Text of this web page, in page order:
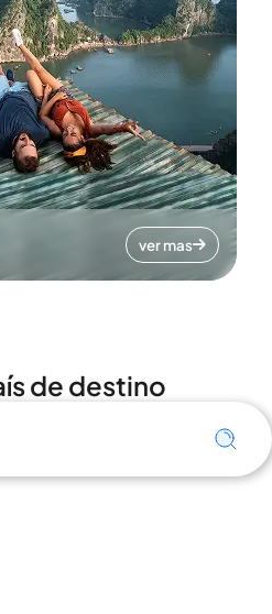
ver mas
de destino